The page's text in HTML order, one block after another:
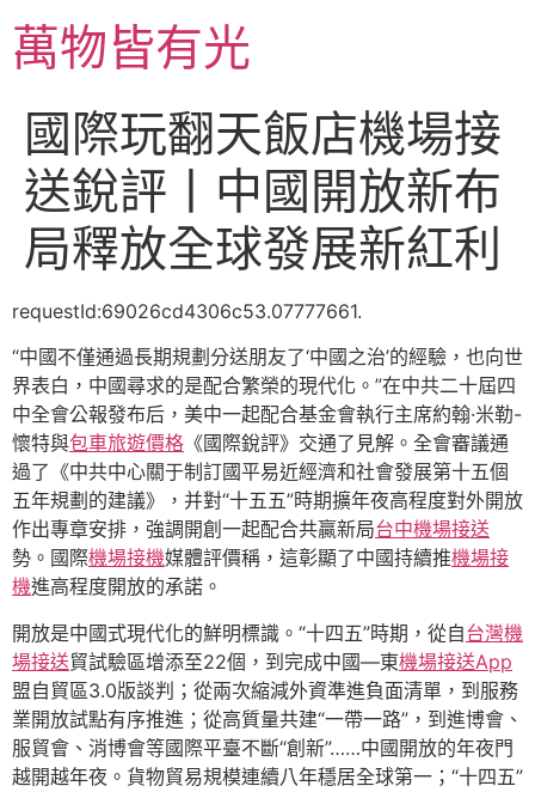
主萬物皆有光
國際玩翻天飯店機場接
送銳評丨中國開放新布
局釋放全球發展新紅利
requestId:69026cd4306c53.07777661.
“中國不僅通過長期規劃分送朋友了‘中國之治’的經驗，也向世
界表白，中國尋求的是配合繁榮的現代化。”在中共二十屆四
中全會公報發布后，美中一起配合基金會執行主席約翰·米勒-
懷特與包車旅遊價格 《國際銳評》交通了見解。全會審議通
過了《中共中心關于制訂國平易近經濟和社會發展第十五個
五年規劃的建議》，并對“十五五”時期擴年夜高程度對外開放
作出專章安排，強調開創一起配合共贏新局台中機場接送
勢。國際機場接機媒體評價稱，這彰顯了中國持續推機場接
機進高程度開放的承諾。
開放是中國式現代化的鮮明標識。“十四五”時期，從自台灣機
場接送貿試驗區增添至22個，到完成中國—東機場接送App
盟自貿區3.0版談判；從兩次縮減外資準進負面清單，到服務
業開放試點有序推進；從高質量共建“一帶一路”，到進博會、
服貿會、消博會等國際平臺不斷“創新”……中國開放的年夜門
越開越年夜。貨物貿易規模連續八年穩居全球第一；“十四五”